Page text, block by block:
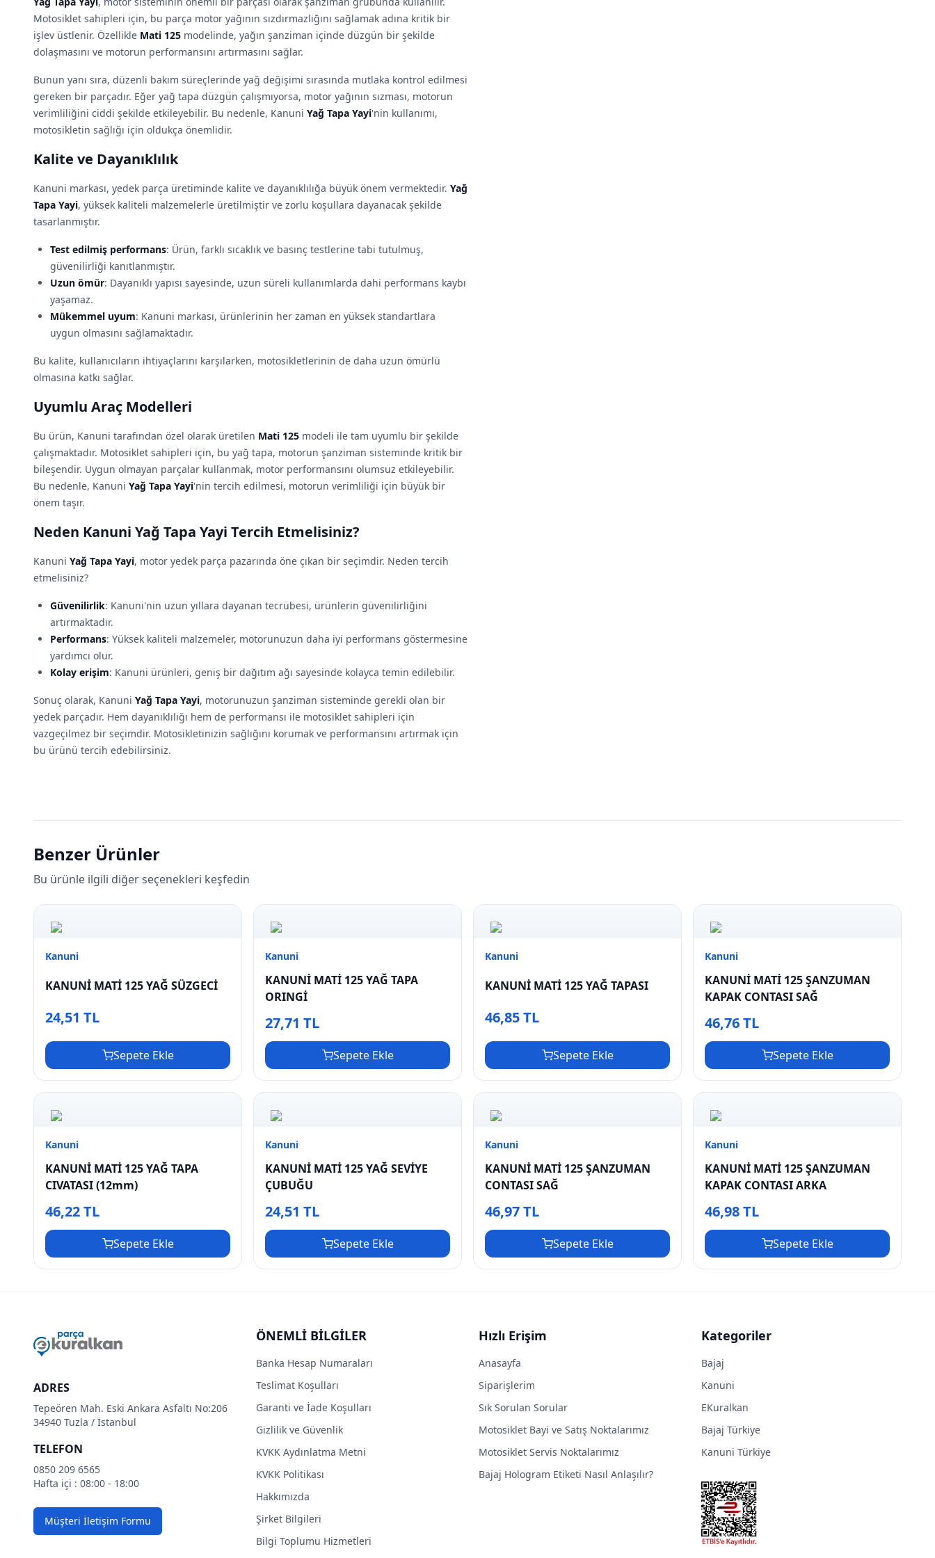
Motosiklet sahipleri için, bu parça motor yağının sızdırmazlığını sağlamak adına kritik bir
işlev üstlenir. Özellikle Mati 125 modelinde, yağın şanziman içinde düzgün bir şekilde
dolaşmasını ve motorun performansını artırmasını sağlar.
Bunun yanı sıra, düzenli bakım süreçlerinde yağ değişimi sırasında mutlaka kontrol edilmesi
gereken bir parçadır. Eğer yağ tapa düzgün çalışmıyorsa, motor yağının sızması, motorun
verimliliğini ciddi şekilde etkileyebilir. Bu nedenle, Kanuni Yağ Tapa Yayi'nin kullanımı,
motosikletin sağlığı için oldukça önemlidir.
Kalite ve Dayanıklılık
Kanuni markası, yedek parça üretiminde kalite ve dayanıklılığa büyük önem vermektedir. Yağ
Tapa Yayi, yüksek kaliteli malzemelerle üretilmiştir ve zorlu koşullara dayanacak şekilde
tasarlanmıştır.
Test edilmiş performans: Ürün, farklı sıcaklık ve basınç testlerine tabi tutulmuş,
güvenilirliği kanıtlanmıştır.
Uzun ömür: Dayanıklı yapısı sayesinde, uzun süreli kullanımlarda dahi performans kaybı
yaşamaz.
Mükemmel uyum: Kanuni markası, ürünlerinin her zaman en yüksek standartlara
uygun olmasını sağlamaktadır.
Bu kalite, kullanıcıların ihtiyaçlarını karşılarken, motosikletlerinin de daha uzun ömürlü
olmasına katkı sağlar.
Uyumlu Araç Modelleri
Bu ürün, Kanuni tarafından özel olarak üretilen Mati 125 modeli ile tam uyumlu bir şekilde
çalışmaktadır. Motosiklet sahipleri için, bu yağ tapa, motorun şanziman sisteminde kritik bir
bileşendir. Uygun olmayan parçalar kullanmak, motor performansını olumsuz etkileyebilir.
Bu nedenle, Kanuni Yağ Tapa Yayi'nin tercih edilmesi, motorun verimliliği için büyük bir
önem taşır.
Neden Kanuni Yağ Tapa Yayi Tercih Etmelisiniz?
Kanuni Yağ Tapa Yayi, motor yedek parça pazarında öne çıkan bir seçimdir. Neden tercih
etmelisiniz?
Güvenilirlik: Kanuni'nin uzun yıllara dayanan tecrübesi, ürünlerin güvenilirliğini
artırmaktadır.
Performans: Yüksek kaliteli malzemeler, motorunuzun daha iyi performans göstermesine
yardımcı olur.
Kolay erişim: Kanuni ürünleri, geniş bir dağıtım ağı sayesinde kolayca temin edilebilir.
Sonuç olarak, Kanuni Yağ Tapa Yayi, motorunuzun şanziman sisteminde gerekli olan bir
yedek parçadır. Hem dayanıklılığı hem de performansı ile motosiklet sahipleri için
vazgeçilmez bir seçimdir. Motosikletinizin sağlığını korumak ve performansını artırmak için
bu ürünü tercih edebilirsiniz.
Benzer Ürünler
Bu ürünle ilgili diğer seçenekleri keşfedin
Kanuni
KANUNİ MATİ 125 YAĞ SÜZGECİ
24,51 TL
Sepete Ekle
Kanuni
KANUNİ MATİ 125 YAĞ TAPA
ORINGİ
27,71 TL
Sepete Ekle
Kanuni
KANUNİ MATİ 125 YAĞ TAPASI
46,85 TL
Sepete Ekle
Kanuni
KANUNİ MATİ 125 ŞANZUMAN
KAPAK CONTASI SAĞ
46,76 TL
Sepete Ekle
Kanuni
KANUNİ MATİ 125 YAĞ TAPA
CIVATASI (12mm)
46,22 TL
Sepete Ekle
Kanuni
KANUNİ MATİ 125 YAĞ SEVİYE
ÇUBUĞU
24,51 TL
Sepete Ekle
Kanuni
KANUNİ MATİ 125 ŞANZUMAN
CONTASI SAĞ
46,97 TL
Sepete Ekle
Kanuni
KANUNİ MATİ 125 ŞANZUMAN
KAPAK CONTASI ARKA
46,98 TL
Sepete Ekle
ADRES
Tepeören Mah. Eski Ankara Asfaltı No:206
34940 Tuzla / İstanbul
TELEFON
0850 209 6565
Hafta içi : 08:00 - 18:00
Müşteri İletişim Formu
ÖNEMLİ BİLGİLER
Banka Hesap Numaraları
Teslimat Koşulları
Garanti ve İade Koşulları
Gizlilik ve Güvenlik
KVKK Aydınlatma Metni
KVKK Politikası
Hakkımızda
Şirket Bilgileri
Bilgi Toplumu Hizmetleri
Hızlı Erişim
Anasayfa
Siparişlerim
Sık Sorulan Sorular
Motosiklet Bayi ve Satış Noktalarımız
Motosiklet Servis Noktalarımız
Bajaj Hologram Etiketi Nasıl Anlaşılır?
Kategoriler
Bajaj
Kanuni
EKuralkan
Bajaj Türkiye
Kanuni Türkiye